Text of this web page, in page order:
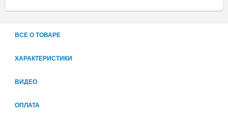
ВСЕ О ТОВАРЕ
ХАРАКТЕРИСТИКИ
ВИДЕО
ОПЛАТА